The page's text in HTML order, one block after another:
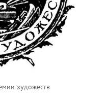
художеств